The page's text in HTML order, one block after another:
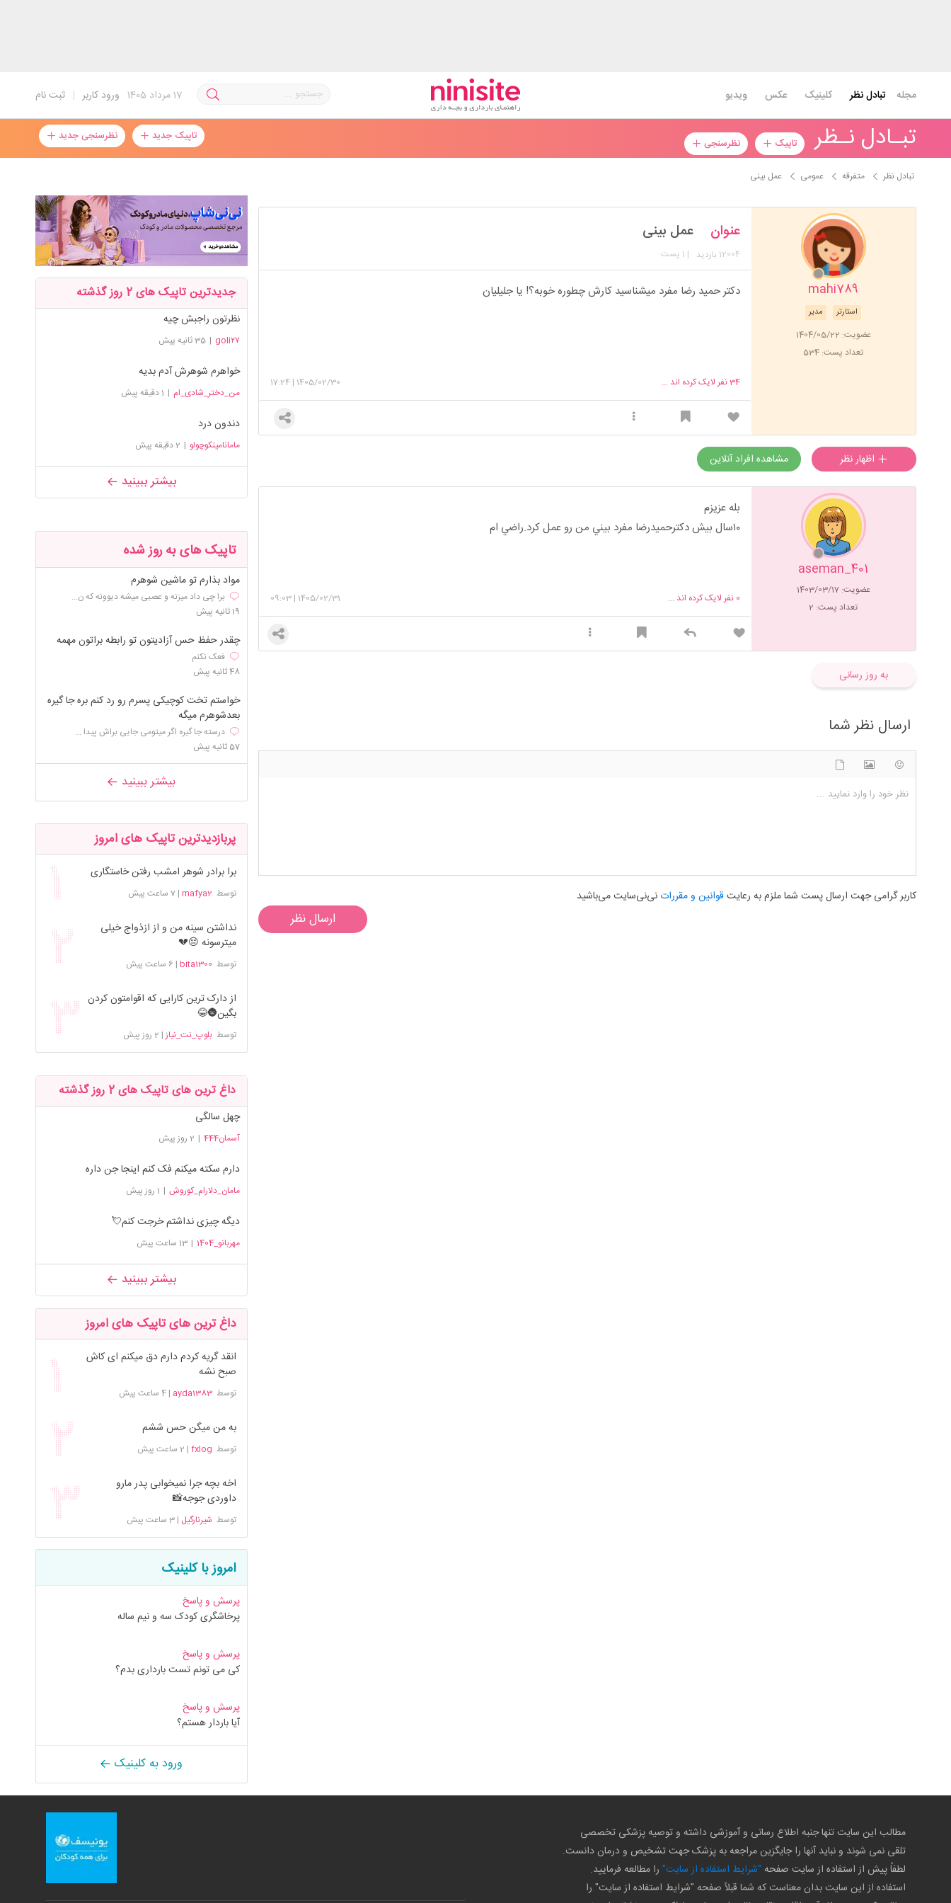
ثبت نام | ورود کاربر 17مرداد 1405 مجله تبادل نظر کلینیک عکس ویدیو
تبـادل نـظر تاپیک نظرسنجی تاپیک جدید نظرسنجی جدید
تبادل نظر متفرقه عمومی عمل بینی
mahi789
مدیر استارتر
عضویت: 1404/05/22
تعداد پست: 534
عنوان عمل بینی
12004 بازدید | 1 پست
دکتر حمید رضا مفرد میشناسید کارش چطوره خوبه؟! یا جلیلیان
1405/02/30
|
17:24 34نفر لایک کرده اند ...
مشاهده افراد آنلاین
401_aseman
عضویت: 1403/03/17
تعداد پست: 2
بله عزيزم
١٠سال بيش دكترحميدرضا مفرد بيني من رو عمل كرد.راضي ام
1405/02/31
|
09:03 0 نفر لایک کرده اند ...
به روز رسانی
ارسال نظر شما
نظر خود را وارد نمایید ...
کاربر گرامی جهت ارسال پست شما ملزم به رعایت قوانین و مقرراتنی‌نی‌سایت می‌باشید
ارسال نظر
جدیدترین تاپیک های 2 روز گذشته
نظرتون راجبش چیه
goli۲۷ | 35 ثانیه پیش
خواهرم شوهرش آدم بدیه
من_دختر_شادی_ام | 1 دقیقه پیش
دندون درد
مامانامینکوچولو | 2 دقیقه پیش
بیشتر ببینید
تاپیک های به روز شده
مواد بذارم تو ماشین شوهرم
برا چی داد میزنه و عصبی میشه دیوونه که ن...
19 ثانیه پیش
چقدر حفظ حس آزادیتون تو رابطه براتون مهمه
فعک نکنم
48 ثانیه پیش
خواستم تخت کوچیکی پسرم رو رد کنم بره جا گیره
بعدشوهرم میگه
درسته جا گیره اگر میتومی جایی براش پیدا ...
57 ثانیه پیش
بیشتر ببینید
پربازدیدترین تاپیک های امروز
برا برادر شوهر امشب رفتن خاستگاری
توسط mafya2
|7 ساعت پیش
نداشتن سینه من و از ازذواج خیلی
میترسونه 😔💔
توسط bita1300
| 6 ساعت پیش
از دارک ترین کارایی که اقوامتون کردن
بگین🌚😂
توسطبلوپ_نت_نیاز| 2 روز پیش
داغ ترین های تاپیک های 2 روز گذشته
چهل سالگی
آسمان444 | 2 روز پیش
دارم سکته میکنم فک کنم اینجا جن داره
مامان_دلارام_کوروش | 1 روز پیش
دیگه چیزی نداشتم خرجت کنم💘
مهربانو_1404 | 13 ساعت پیش
بیشتر ببینید
داغ ترین های تاپیک های امروز
انقد گریه کردم دارم دق میکنم ای کاش
صبح نشه
توسطayda1383
|4 ساعت پیش
به من میگن حس ششم
توسط fxlog
| 2 ساعت پیش
اخه بچه جرا نمیخوابی پدر مارو
داوردی جوجه📸
توسط شیرنارگیل |3 ساعت پیش
امروز با کلینیک
پرسش و پاسخ
پرخاشگری کودک سه و نیم ساله
پرسش و پاسخ
کی می تونم تست بارداری بدم؟
پرسش و پاسخ
آیا باردار هستم؟
ورود به کلینیک
مطالب این سایت تنها جنبه اطلاع رسانی و آموزشی داشته و توصیه پزشکی تخصصی
تلقی نمی شوند و نباید آنها را جایگزین مراجعه به پزشک جهت تشخیص و درمان دانست.
لطفاً پیش از استفاده از سایت صفحه "شرایط استفاده از سایت" را مطالعه فرمایید.
استفاده از این سایت بدان معناست که شما قبلاً صفحه "شرایط استفاده از سایت" را